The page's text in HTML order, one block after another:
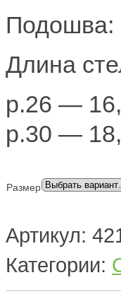
Длина
р.26 —
р.30 —
Размер
Артикул:
Категории: